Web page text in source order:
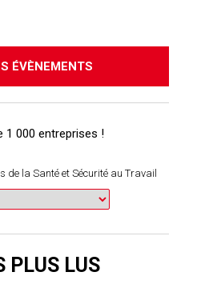
ÉVÈNEMENTS
de la Santé et Sécurité au Travail
PLUS LUS